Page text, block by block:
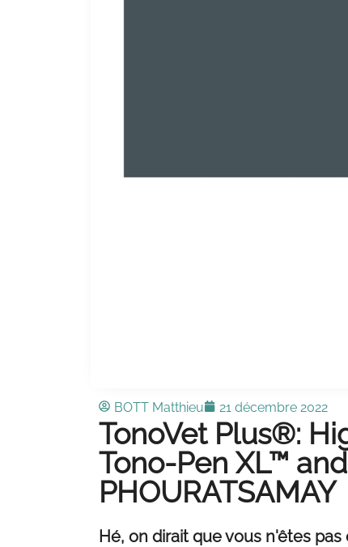
BOTT Matthieu 21 décembre 2022
TonoVet Plus®:
Tono-Pen XL™
PHOURATSAMAY
Hé, on dirait que vous n'êtes